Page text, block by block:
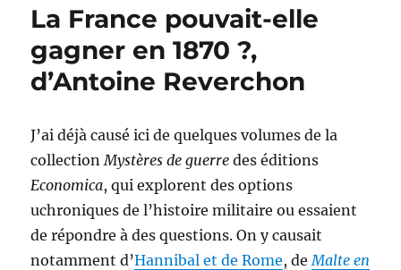
Haut
Château,
de
Philip
K.
La France pouvait-elle
gagner en 1870 ?,
d’Antoine Reverchon
J’ai déjà causé ici de quelques volumes de la
collectionMystères de guerre des éditions
Economica, qui explorent des options
uchroniques de l’histoire militaire ou essaient
de répondre à des questions. On y causait
notamment d’Hannibal et de Rome, deMalte en